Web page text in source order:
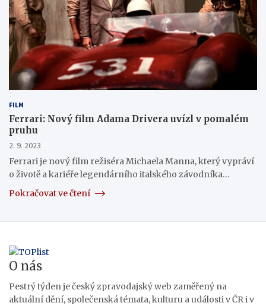
FILM
Ferrari: Nový film Adama Drivera uvízl v pomalém
pruhu
2. 9. 2023
Ferrari je nový film režiséra Michaela Manna, který vypráví
o životě a kariéře legendárního italského závodníka…
Pokračovat ve čtení
O nás
Pestrý týden je český zpravodajský web zaměřený na
aktuální dění, společenská témata, kulturu a události v ČR i v